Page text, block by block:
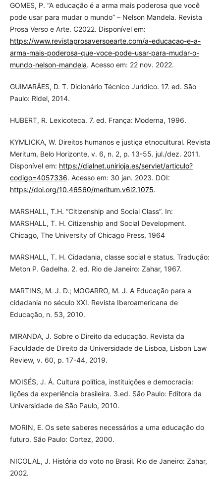
GOMES, P. “A educação é a arma mais poderosa que você
pode usar para mudar o mundo” – Nelson Mandela. Revista
Prosa Verso e Arte. C2022. Disponível em:
https://www.revistaprosaversoearte.com/a-educacao-e-a-
arma-mais-poderosa-que-voce-pode-usar-para-mudar-o-
mundo-nelson-mandela. Acesso em: 22 nov. 2022.
GUIMARÃES, D. T. Dicionário Técnico Jurídico. 17. ed. São
Paulo: Ridel, 2014.
HUBERT, R. Lexicoteca. 7. ed. França: Moderna, 1996.
KYMLICKA, W. Direitos humanos e justiça etnocultural. Revista
Meritum, Belo Horizonte, v. 6, n. 2, p. 13-55. jul./dez. 2011.
Disponível em: https://dialnet.unirioja.es/servlet/articulo?
codigo=4057336. Acesso em: 30 jan. 2023. DOI:
https://doi.org/10.46560/meritum.v6i2.1075.
MARSHALL, T.H. “Citizenship and Social Class”. In:
MARSHALL, T. H. Citizenship and Social Development.
Chicago, The University of Chicago Press, 1964
MARSHALL, T. H. Cidadania, classe social e status. Tradução:
Meton P. Gadelha. 2. ed. Rio de Janeiro: Zahar, 1967.
MARTINS, M. J. D.; MOGARRO, M. J. A Educação para a
cidadania no século XXI. Revista Iberoamericana de
Educação, n. 53, 2010.
MIRANDA, J. Sobre o Direito da educação. Revista da
Faculdade de Direito da Universidade de Lisboa, Lisbon Law
Review, v. 60, p. 17-44, 2019.
MOISÉS, J. Á. Cultura política, instituições e democracia:
lições da experiência brasileira. 3.ed. São Paulo: Editora da
Universidade de São Paulo, 2010.
MORIN, E. Os sete saberes necessários a uma educação do
futuro. São Paulo: Cortez, 2000.
NICOLAL, J. História do voto no Brasil. Rio de Janeiro: Zahar,
2002.